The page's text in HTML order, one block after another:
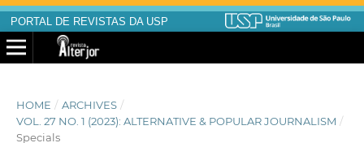
PORTAL DE REVISTAS DA USP
HOME / ARCHIVES /
VOL. 27 NO. 1 (2023): ALTERNATIVE & POPULAR JOURNALISM /
Specials